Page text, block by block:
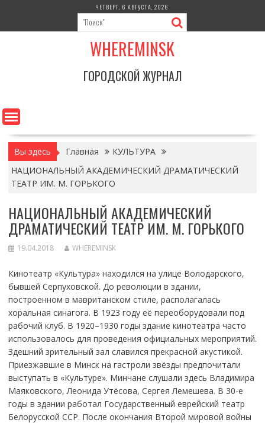
содержимому
ЧЕТВЕРГ, 6 АВГУСТА, 2026
WHEREMINSK
ГОРОДСКОЙ ЖУРНАЛ
Вы здесь Главная
КУЛЬТУРА
НАЦИОНАЛЬНЫЙ АКАДЕМИЧЕСКИЙ ДРАМАТИЧЕСКИЙ
ТЕАТР ИМ. М. ГОРЬКОГО
НАЦИОНАЛЬНЫЙ АКАДЕМИЧЕСКИЙ
ДРАМАТИЧЕСКИЙ ТЕАТР ИМ. М. ГОРЬКОГО
19.04.2018 WHEREMINSK
Кинотеатр «Культура» находился на улице Володарского,
бывшей Серпуховской. До революции в здании,
построенном в мавританском стиле, располагалась
хоральная синагога. В 1923 году её переоборудовали под
рабочий клуб. В 1920–1930 годы здание кинотеатра часто
использовалось для проведения официальных мероприятий.
Здешний зрительный зал славился прекрасной акустикой.
Приезжавшие в Минск на гастроли звёзды предпочитали
выступать в «Культуре». Минчане слушали здесь Владимира
Маяковского, Леонида Утёсова, Сергея Лемешева. В 30-е
годы в здании работал Государственный еврейский театр
Белорусской ССР. После окончания Второй мировой войны